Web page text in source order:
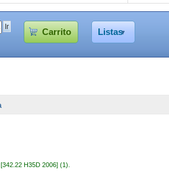
Carrito Listas
H35D 2006] (1).